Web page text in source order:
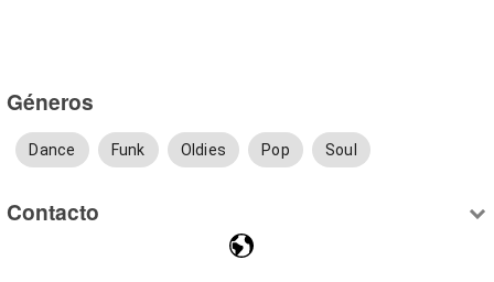
Géneros
Dance Funk Oldies Pop Soul
Contacto